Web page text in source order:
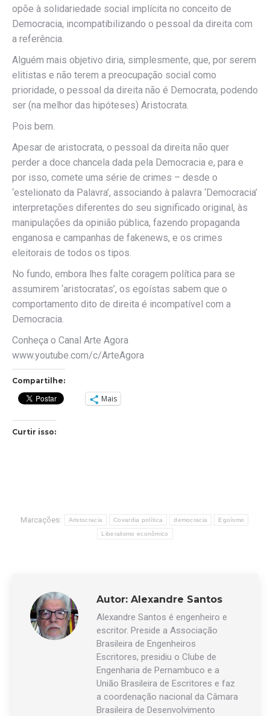
opõe à solidariedade social implícita no conceito de
Democracia, incompatibilizando o pessoal da direita com
a referência.
Alguém mais objetivo diria, simplesmente, que, por serem
elitistas e não terem a preocupação social como
prioridade, o pessoal da direita não é Democrata, podendo
ser (na melhor das hipóteses) Aristocrata.
Pois bem.
Apesar de aristocrata, o pessoal da direita não quer
perder a doce chancela dada pela Democracia e, para e
por isso, comete uma série de crimes – desde o
‘estelionato da Palavra’, associando à palavra ‘Democracia’
interpretações diferentes do seu significado original, às
manipulações da opinião pública, fazendo propaganda
enganosa e campanhas de fakenews, e os crimes
eleitorais de todos os tipos.
No fundo, embora lhes falte coragem política para se
assumirem ‘aristocratas’, os egoístas sabem que o
comportamento dito de direita é incompatível com a
Democracia.
Conheça o Canal Arte Agora
www.youtube.com/c/ArteAgora
Compartilhe:
Mais
Curtir isso:
Marcações: Aristocracia Covardia política democracia Egoísmo
Liberalismo econômico
Autor: Alexandre Santos
Alexandre Santos é engenheiro e
escritor. Preside a Associação
Brasileira de Engenheiros
Escritores, presidiu o Clube de
Engenharia de Pernambuco e a
União Brasileira de Escritores e faz
a coordenação nacional da Câmara
Brasileira de Desenvolvimento